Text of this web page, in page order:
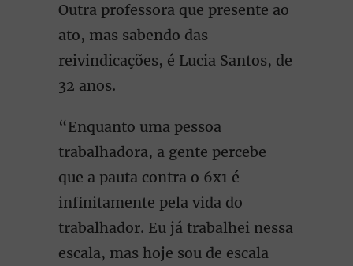
Outra professora que presente ao
ato, mas sabendo das
reivindicações, é Lucia Santos, de
32 anos.
“Enquanto uma pessoa
trabalhadora, a gente percebe
que a pauta contra o 6x1 é
infinitamente pela vida do
trabalhador. Eu já trabalhei nessa
escala, mas hoje sou de escala